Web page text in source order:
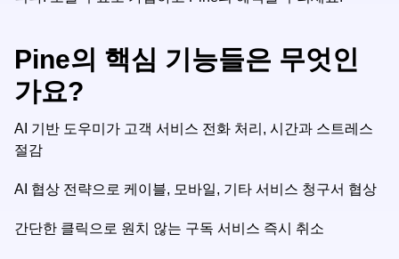
Pine의 핵심 기능들은 무엇인
가요?
AI 기반 도우미가 고객 서비스 전화 처리, 시간과 스트레스
절감
AI 협상 전략으로 케이블, 모바일, 기타 서비스 청구서 협상
간단한 클릭으로 원치 않는 구독 서비스 즉시 취소